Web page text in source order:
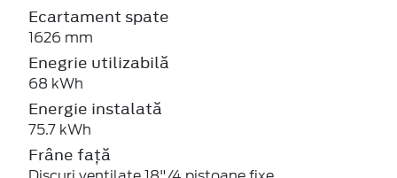
Ecartament spate
1626 mm
Enegrie utilizabilă
68 kWh
Energie instalată
75.7 kWh
Frâne față